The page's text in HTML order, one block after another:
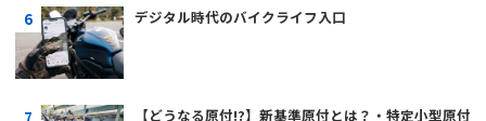
デジタル時代のバイクライフ入口
【どうなる原付!?】新基準原付とは？・特定小型原付